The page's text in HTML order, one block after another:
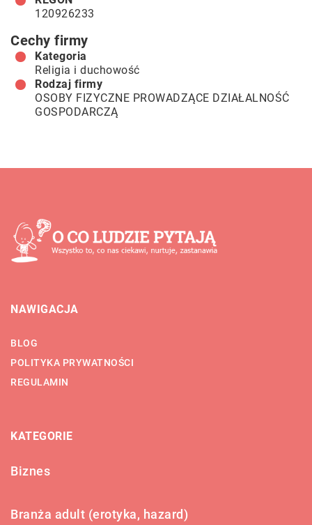
120926233
Cechy firmy
Kategoria
Religia i duchowość
Rodzaj firmy
OSOBY FIZYCZNE PROWADZĄCE DZIAŁALNOŚĆ
GOSPODARCZĄ
NAWIGACJA
BLOG
POLITYKA PRYWATNOŚCI
REGULAMIN
KATEGORIE
Biznes
Branża adult (erotyka, hazard)